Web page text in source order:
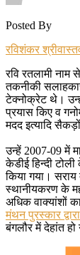
Posted By
रविशंकर
रवि रतलामी नाम
तकनीकी
टेक्नोक्रेट थे।
प्रयास किए व
मदद इत्यादि
उन्हें 2007-09 में
केडीई हिन्दी
किया गया।
स्थानीयकरण के
अधिक वाक्यांशों
मंथन पुरस्कार
बंगलौर में देहांत हो